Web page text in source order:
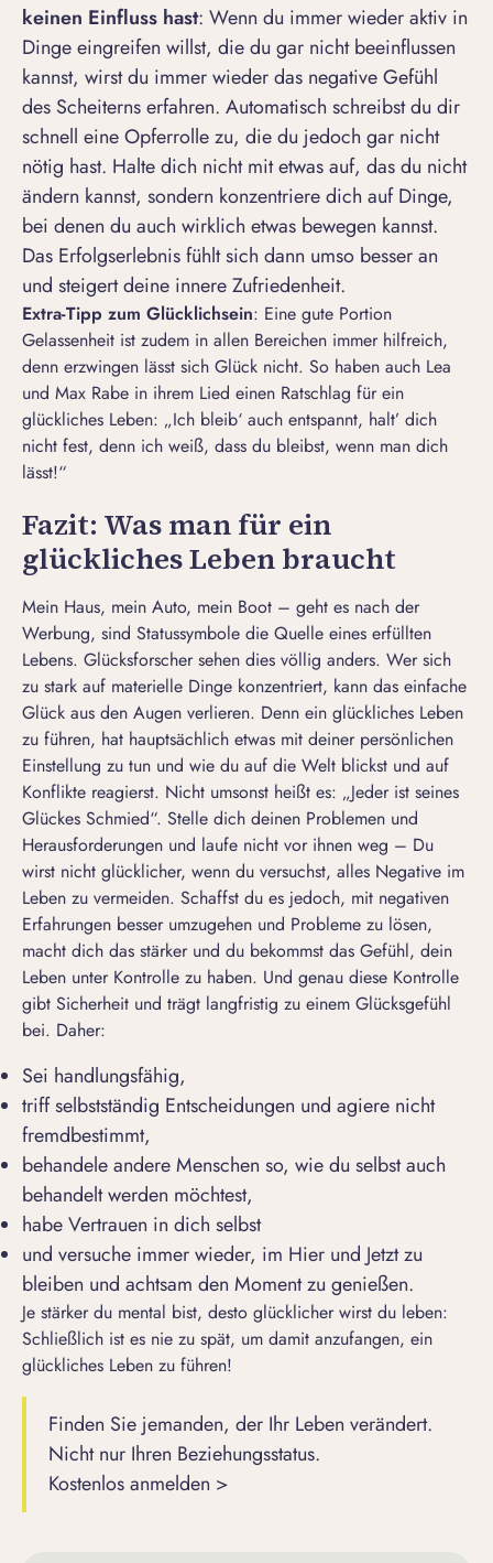
keinen Einfluss hast: Wenn du immer wieder aktiv in
Dinge eingreifen willst, die du gar nicht beeinflussen
kannst, wirst du immer wieder das negative Gefühl
des Scheiterns erfahren. Automatisch schreibst du dir
schnell eine Opferrolle zu, die du jedoch gar nicht
nötig hast. Halte dich nicht mit etwas auf, das du nicht
ändern kannst, sondern konzentriere dich auf Dinge,
bei denen du auch wirklich etwas bewegen kannst.
Das Erfolgserlebnis fühlt sich dann umso besser an
und steigert deine innere Zufriedenheit.
Extra-Tipp zum Glücklichsein: Eine gute Portion
Gelassenheit ist zudem in allen Bereichen immer hilfreich,
denn erzwingen lässt sich Glück nicht. So haben auch Lea
und Max Rabe in ihrem Lied einen Ratschlag für ein
glückliches Leben: „Ich bleib‘ auch entspannt, halt’ dich
nicht fest, denn ich weiß, dass du bleibst, wenn man dich
lässt!“
Fazit: Was man für ein
glückliches Leben braucht
Mein Haus, mein Auto, mein Boot – geht es nach der
Werbung, sind Statussymbole die Quelle eines erfüllten
Lebens. Glücksforscher sehen dies völlig anders. Wer sich
zu stark auf materielle Dinge konzentriert, kann das einfache
Glück aus den Augen verlieren. Denn ein glückliches Leben
zu führen, hat hauptsächlich etwas mit deiner persönlichen
Einstellung zu tun und wie du auf die Welt blickst und auf
Konflikte reagierst. Nicht umsonst heißt es: „Jeder ist seines
Glückes Schmied“. Stelle dich deinen Problemen und
Herausforderungen und laufe nicht vor ihnen weg – Du
wirst nicht glücklicher, wenn du versuchst, alles Negative im
Leben zu vermeiden. Schaffst du es jedoch, mit negativen
Erfahrungen besser umzugehen und Probleme zu lösen,
macht dich das stärker und du bekommst das Gefühl, dein
Leben unter Kontrolle zu haben. Und genau diese Kontrolle
gibt Sicherheit und trägt langfristig zu einem Glücksgefühl
bei. Daher:
Sei handlungsfähig,
triff selbstständig Entscheidungen und agiere nicht
fremdbestimmt,
behandele andere Menschen so, wie du selbst auch
behandelt werden möchtest,
habe Vertrauen in dich selbst
und versuche immer wieder, im Hier und Jetzt zu
bleiben und achtsam den Moment zu genießen.
Je stärker du mental bist, desto glücklicher wirst du leben:
Schließlich ist es nie zu spät, um damit anzufangen, ein
glückliches Leben zu führen!
Finden Sie jemanden, der Ihr Leben verändert.
Nicht nur Ihren Beziehungsstatus.
Kostenlos anmelden >